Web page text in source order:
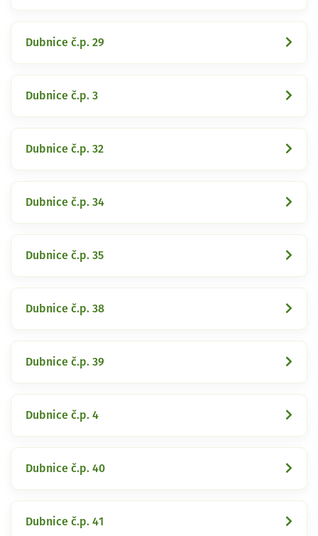
Dubnice č.p. 29
Dubnice č.p. 3
Dubnice č.p. 32
Dubnice č.p. 34
Dubnice č.p. 35
Dubnice č.p. 38
Dubnice č.p. 39
Dubnice č.p. 4
Dubnice č.p. 40
Dubnice č.p. 41